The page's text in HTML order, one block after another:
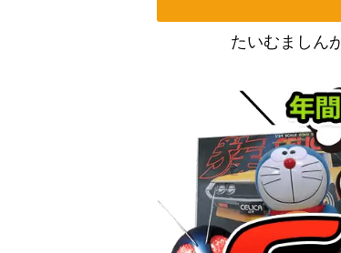
ヤマト（SR/パラレル）【
モンキー・D・ルフィ（SEC/
ロロノア・ゾロ（SEC/パラ
ポートガス・D・エース（L/
たいむましん